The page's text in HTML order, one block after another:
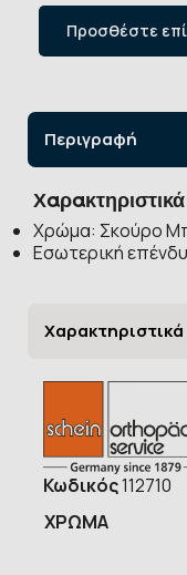
Προσθέστε
Περιγραφή
Χρώμα: Σκούρο
Εσωτερική
Χαρακτηριστικά
Κωδικός112710
ΧΡΩΜΑ